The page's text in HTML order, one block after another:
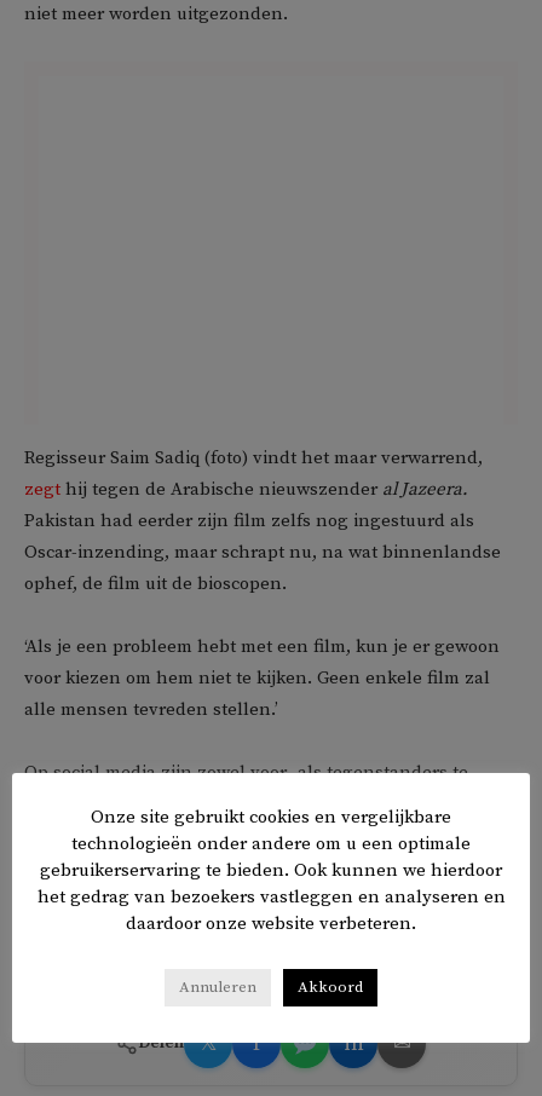
niet meer worden uitgezonden.
Regisseur Saim Sadiq (foto) vindt het maar verwarrend,
zegt hij tegen de Arabische nieuwszender al Jazeera.
Pakistan had eerder zijn film zelfs nog ingestuurd als
Oscar-inzending, maar schrapt nu, na wat binnenlandse
ophef, de film uit de bioscopen.
‘Als je een probleem hebt met een film, kun je er gewoon
voor kiezen om hem niet te kijken. Geen enkele film zal
alle mensen tevreden stellen.’
Op social media zijn zowel voor- als tegenstanders te
schrijver Fatima Bhutto dat het een ‘mooie, eerlijke en
intelligente film is en dat het de staat in verlegenheid zou
moeten brengen dat mensen over de hele wereld ernaar
kunnen kijken, behalve mensen thuis.’
Delen 𝕏 f in ✉
Onze site gebruikt cookies en vergelijkbare
technologieën onder andere om u een optimale
gebruikerservaring te bieden. Ook kunnen we hierdoor
het gedrag van bezoekers vastleggen en analyseren en
daardoor onze website verbeteren.
Annuleren Akkoord